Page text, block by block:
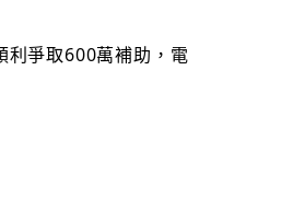
利爭取600萬補助，電